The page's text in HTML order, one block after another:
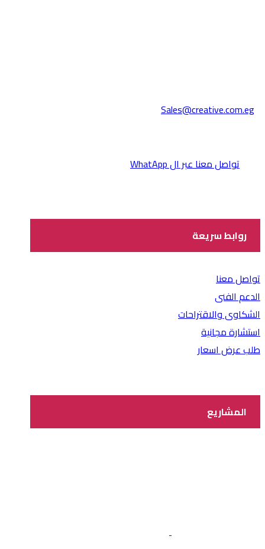
Sales@creative.com.eg
تواصل معنا عبر ال WhatApp
روابط سريعة
تواصل معنا
الدعم الفنى
الشكاوى والاقتراحات
استشارة مجانية
طلب عرض اسعار
المشاريع